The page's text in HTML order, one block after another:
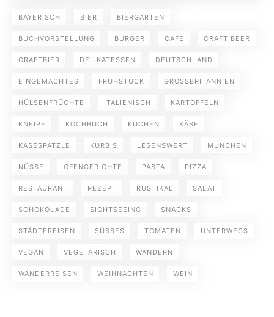
BAYERISCH BIER BIERGARTEN
BUCHVORSTELLUNG BURGER CAFE CRAFT BEER
CRAFTBIER DELIKATESSEN DEUTSCHLAND
EINGEMACHTES FRÜHSTÜCK GROSSBRITANNIEN
HÜLSENFRÜCHTE ITALIENISCH KARTOFFELN
KNEIPE KOCHBUCH KUCHEN KÄSE
KÄSESPÄTZLE KÜRBIS LESENSWERT MÜNCHEN
NÜSSE OFENGERICHTE PASTA PIZZA
RESTAURANT REZEPT RUSTIKAL SALAT
SCHOKOLADE SIGHTSEEING SNACKS
STÄDTEREISEN SÜSSES TOMATEN UNTERWEGS
VEGAN VEGETARISCH WANDERN
WANDERREISEN WEIHNACHTEN WEIN